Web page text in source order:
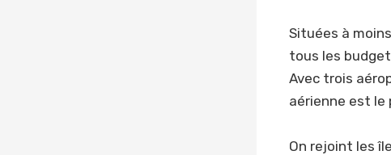
Situées à
tous les
Avec trois
aérienne est le
On rejoint les